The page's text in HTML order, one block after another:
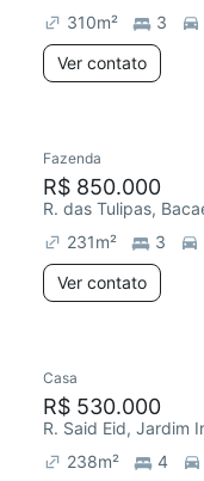
310m² 3
Ver contato
Fazenda
R$ 850.000
R. das Tulipas,
231m² 3
Ver contato
Casa
R$ 530.000
R. Said Eid, Jardim
238m² 4